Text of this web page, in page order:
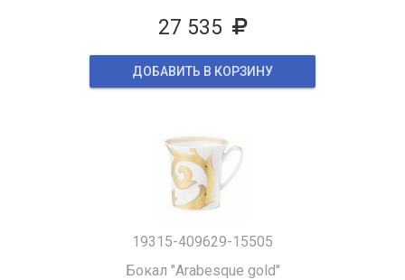
27 535
ДОБАВИТЬ В КОРЗИНУ
19315-409629-15505
Бокал "Arabesque gold"